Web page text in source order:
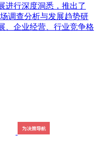
进行深度洞悉，推出了
调查分析与发展趋势研
、企业经营、行业竞争格